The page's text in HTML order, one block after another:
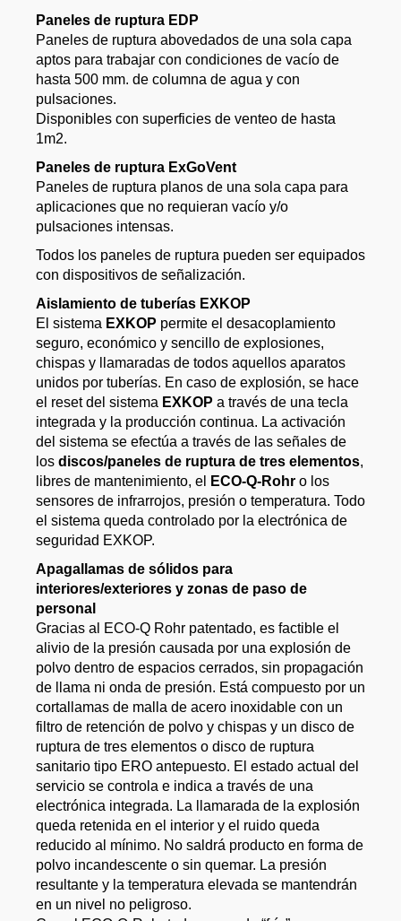
Paneles de ruptura EDP
Paneles de ruptura abovedados de una sola capa
aptos para trabajar con condiciones de vacío de
hasta 500 mm. de columna de agua y con
pulsaciones.
Disponibles con superficies de venteo de hasta
1m2.
Paneles de ruptura ExGoVent
Paneles de ruptura planos de una sola capa para
aplicaciones que no requieran vacío y/o
pulsaciones intensas.
Todos los paneles de ruptura pueden ser equipados
con dispositivos de señalización.
Aislamiento de tuberías EXKOP
El sistema EXKOP permite el desacoplamiento
seguro, económico y sencillo de explosiones,
chispas y llamaradas de todos aquellos aparatos
unidos por tuberías. En caso de explosión, se hace
el reset del sistema EXKOP a través de una tecla
integrada y la producción continua. La activación
del sistema se efectúa a través de las señales de
los discos/paneles de ruptura de tres elementos,
libres de mantenimiento, el
ECO-Q-Rohr o los
sensores de infrarrojos, presión o temperatura. Todo
el sistema queda controlado por la electrónica de
seguridad EXKOP.
Apagallamas de sólidos para
interiores/exteriores y zonas de paso de
personal
Gracias al ECO-Q Rohr patentado, es factible el
alivio de la presión causada por una explosión de
polvo dentro de espacios cerrados, sin propagación
de llama ni onda de presión. Está compuesto por un
cortallamas de malla de acero inoxidable con un
filtro de retención de polvo y chispas y un disco de
ruptura de tres elementos o disco de ruptura
sanitario tipo ERO antepuesto. El estado actual del
servicio se controla e indica a través de una
electrónica integrada. La llamarada de la explosión
queda retenida en el interior y el ruido queda
reducido al mínimo. No saldrá producto en forma de
polvo incandescente o sin quemar. La presión
resultante y la temperatura elevada se mantendrán
en un nivel no peligroso.